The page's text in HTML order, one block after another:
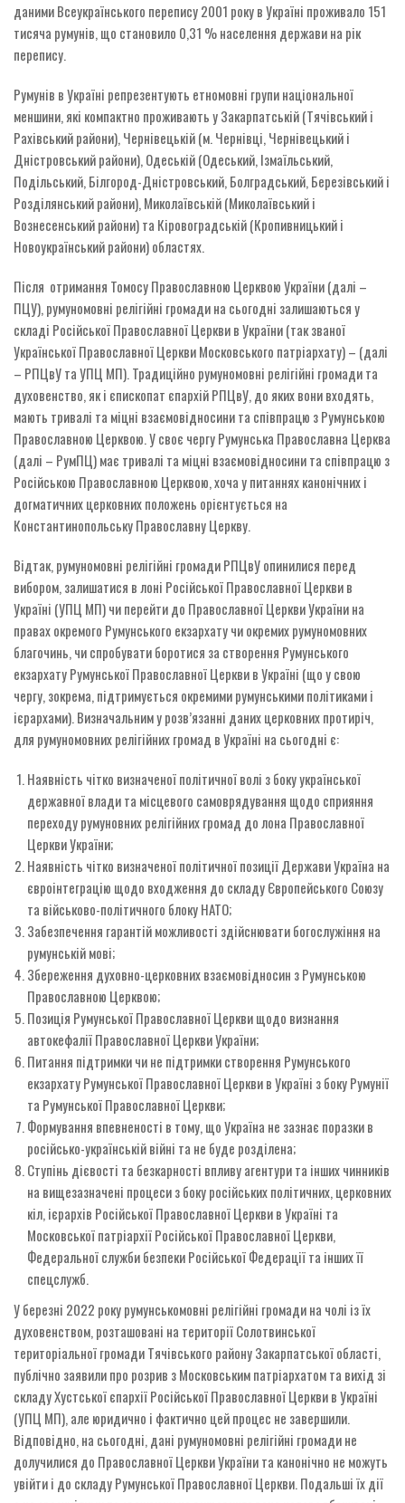
даними Всеукраїнського перепису 2001 року в Україні проживало 151
тисяча румунів, що становило 0,31 % населення держави на рік
перепису.
Румунів в Україні репрезентують етномовні групи національної
меншини, які компактно проживають у Закарпатській (Тячівський і
Рахівський райони), Чернівецькій (м. Чернівці, Чернівецький і
Дністровський райони), Одеській (Одеський, Ізмаїльський,
Подільський, Білгород-Дністровський, Болградський, Березівський і
Розділянський райони), Миколаївській (Миколаївський і
Вознесенський райони) та Кіровоградській (Кропивницький і
Новоукраїнський райони) областях.
Після отримання Томосу Православною Церквою України (далі –
ПЦУ), румуномовні релігійні громади на сьогодні залишаються у
складі Російської Православної Церкви в України (так званої
Української Православної Церкви Московського патріархату) – (далі
– РПЦвУ та УПЦ МП). Традиційно румуномовні релігійні громади та
духовенство, як і єпископат єпархій РПЦвУ, до яких вони входять,
мають тривалі та міцні взаємовідносини та співпрацю з Румунською
Православною Церквою. У своє чергу Румунська Православна Церква
(далі – РумПЦ) має тривалі та міцні взаємовідносини та співпрацю з
Російською Православною Церквою, хоча у питаннях канонічних і
догматичних церковних положень орієнтується на
Константинопольську Православну Церкву.
Відтак, румуномовні релігійні громади РПЦвУ опинилися перед
вибором, залишатися в лоні Російської Православної Церкви в
Україні (УПЦ МП) чи перейти до Православної Церкви України на
правах окремого Румунського екзархату чи окремих румуномовних
благочинь, чи спробувати боротися за створення Румунського
екзархату Румунської Православної Церкви в Україні (що у свою
чергу, зокрема, підтримується окремими румунськими політиками і
ієрархами). Визначальним у розв’язанні даних церковних протиріч,
для румуномовних релігійних громад в Україні на сьогодні є:
Наявність чітко визначеної політичної волі з боку української
державної влади та місцевого самоврядування щодо сприяння
переходу румуновних релігійних громад до лона Православної
Церкви України;
Наявність чітко визначеної політичної позиції Держави Україна на
євроінтеграцію щодо входження до складу Європейського Союзу
та військово-політичного блоку НАТО;
Забезпечення гарантій можливості здійснювати богослужіння на
румунській мові;
Збереження духовно-церковних взаємовідносин з Румунською
Православною Церквою;
Позиція Румунської Православної Церкви щодо визнання
автокефалії Православної Церкви України;
Питання підтримки чи не підтримки створення Румунського
екзархату Румунської Православної Церкви в Україні з боку Румунії
та Румунської Православної Церкви;
Формування впевненості в тому, що Україна не зазнає поразки в
російсько-українській війні та не буде розділена;
Ступінь дієвості та безкарності впливу агентури та інших чинників
на вищезазначені процеси з боку російських політичних, церковних
кіл, ієрархів Російської Православної Церкви в Україні та
Московської патріархії Російської Православної Церкви,
Федеральної служби безпеки Російської Федерації та інших її
спецслужб.
У березні 2022 року румунськомовні релігійні громади на чолі із їх
духовенством, розташовані на території Солотвинської
територіальної громади Тячівського району Закарпатської області,
публічно заявили про розрив з Московським патріархатом та вихід зі
складу Хустської єпархії Російської Православної Церкви в Україні
(УПЦ МП), але юридично і фактично цей процес не завершили.
Відповідно, на сьогодні, дані румуномовні релігійні громади не
долучилися до Православної Церкви України та канонічно не можуть
увійти і до складу Румунської Православної Церкви. Подальші їх дії